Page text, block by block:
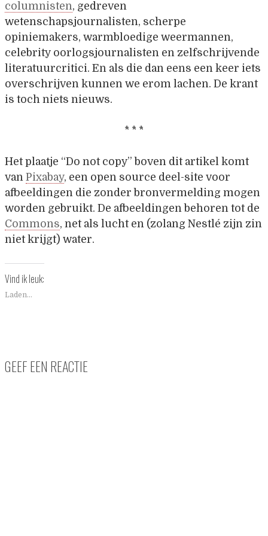
columnisten, gedreven
wetenschapsjournalisten, scherpe
opiniemakers, warmbloedige weermannen,
celebrity oorlogsjournalisten en zelfschrijvende
literatuurcritici. En als die dan eens een keer iets
overschrijven kunnen we erom lachen. De krant
is toch niets nieuws.
* * *
Het plaatje “Do not copy” boven dit artikel komt
van Pixabay, een open source deel-site voor
afbeeldingen die zonder bronvermelding mogen
worden gebruikt. De afbeeldingen behoren tot de
Commons, net als lucht en (zolang Nestlé zijn zin
niet krijgt) water.
Vind ik leuk:
Laden...
GEEF EEN REACTIE